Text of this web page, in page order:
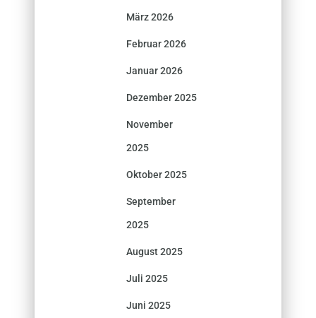
März 2026
Februar 2026
Januar 2026
Dezember 2025
November
2025
Oktober 2025
September
2025
August 2025
Juli 2025
Juni 2025